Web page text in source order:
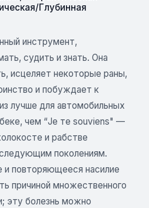
Глубинная
инструмент,
судить и знать. Она
исцеляет некоторые раны,
и побуждает к
лучше для автомобильных
чем “Je те souviens" —
и рабстве
поколениям.
и повторяющееся насилие
причиной множественного
эту болезнь можно